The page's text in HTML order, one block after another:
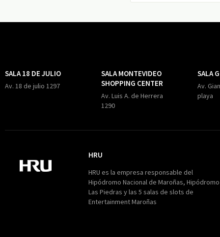
SALA 18 DE JULIO
Av. 18 de julio 1297
SALA MONTEVIDEO
SHOPPING CENTER
Av. Luis A. de Herrera
1290
SALA
Av.
playa
HRU
HRU es la empresa responsable del
Hipódromo Nacional de Maroñas, Hipódromo
Las Piedras y las 5 salas de slots de
Entertainment Maroñas